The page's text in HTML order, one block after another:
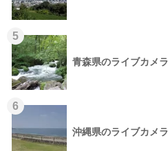
5
青森県のライブカメラ
6
沖縄県のライブカメラ